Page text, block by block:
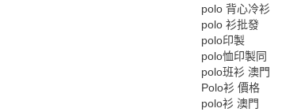
polo 背心冷衫
polo 衫批發
polo印製
polo恤印製同
polo班衫 澳門
Polo衫 價格
polo衫 澳門